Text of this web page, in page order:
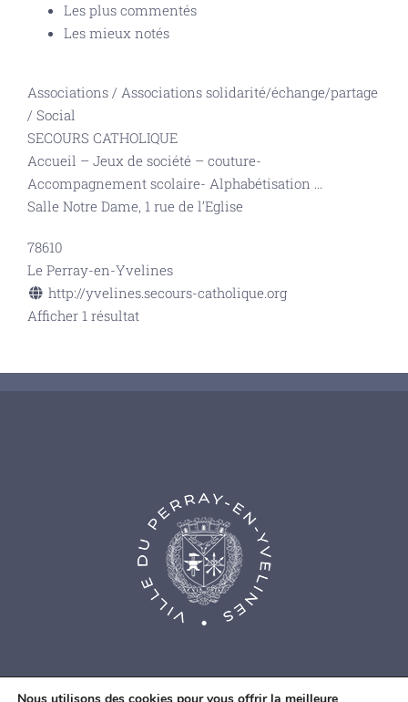
Les plus commentés
Les mieux notés
Associations / Associations solidarité/échange/partage
/ Social
SECOURS CATHOLIQUE
Accueil – Jeux de société – couture-
Accompagnement scolaire- Alphabétisation ...
Salle Notre Dame, 1 rue de l’Eglise
78610
Le Perray-en-Yvelines
http://yvelines.secours-catholique.org
Afficher 1 résultat